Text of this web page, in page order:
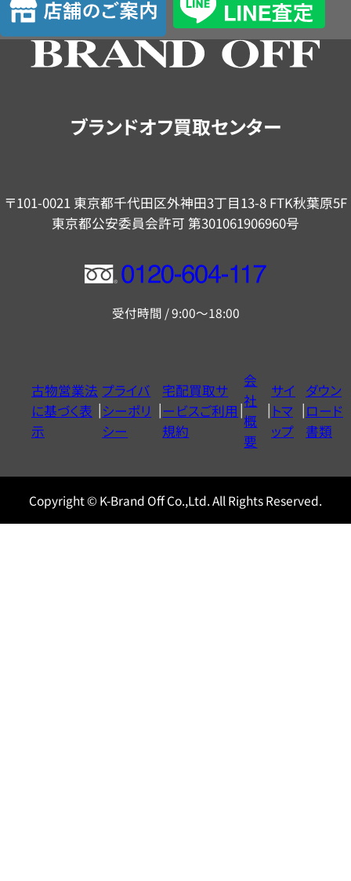
定
舗
の
ブランドオフ買取センター
〒101-0021 東京都千代田区外神田3丁目13-8 FTK秋葉原5F
東京都公安委員会許可 第301061906960号
フ
ー
ヤ
ル
0120604117
受付時間 / 9:00～18:00
古物営業法
に基づく表
示
プライバ
シーポリ
シー
宅配買取サ
ービスご利用
規約
会
社
概
要
サイ
トマ
ップ
ダウン
ロード
書類
Copyright © K-Brand Off Co.,Ltd. All Rights Reserved.